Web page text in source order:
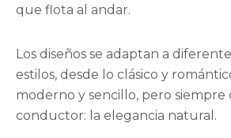
que flota al andar.
Los diseños se adaptan a
estilos, desde lo clásico y
moderno y sencillo, pero siempre
conductor: la elegancia natural.